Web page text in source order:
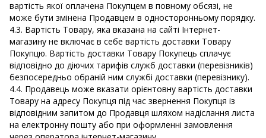
вартість якої оплачена Покупцем в повному обсязі, не
може бути змінена Продавцем в односторонньому порядку.
4.3. Вартість Товару, яка вказана на сайті Інтернет-
магазину не включає в себе вартість доставки Товару
Покупцю. Вартість доставки Товару Покупець сплачує
відповідно до діючих тарифів служб доставки (перевізників)
безпосередньо обраній ним службі доставки (перевізнику).
4.4. Продавець може вказати орієнтовну вартість доставки
Товару на адресу Покупця під час звернення Покупця із
відповідним запитом до Продавця шляхом надіслання листа
на електронну пошту або при оформленні замовлення